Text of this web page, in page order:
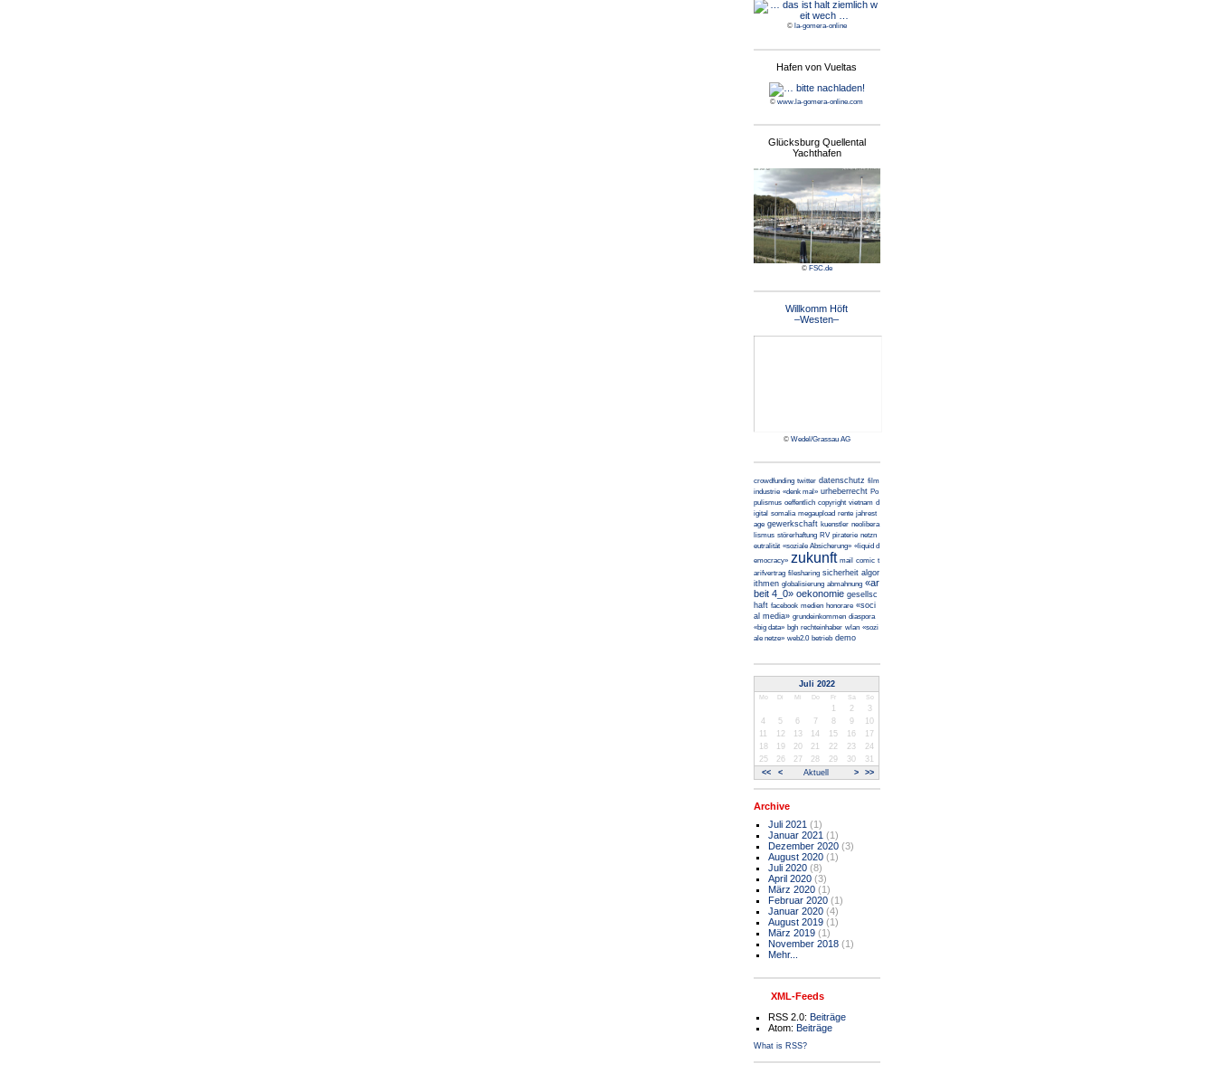
© la-gomera-online
Hafen von Vueltas
©www.la-gomera-online.com
Glücksburg Quellental
Yachthafen
© FSC.de
Willkomm Höft
–Westen–
© Wedel/Grassau AG
crowdfunding twitter datenschutz film
industrie «denk mal» urheberrecht Po
pulismus oeffentlich copyright vietnam d
igital somalia megaupload rente jahrest
age gewerkschaft kuenstler neolibera
lismus störerhaftung RV piraterie netzn
eutralität «soziale Absicherung» «liquid d
emocracy» zukunft mail comic t
arifvertrag filesharing sicherheit algor
ithmen globalisierung abmahnung «ar
beit 4_0» oekonomie gesellsc
haft facebook medien honorare «soci
al media» grundeinkommen diaspora
«big data» bgh rechteinhaber wlan «sozi
ale netze» web2.0 betrieb demo
Juli 2022
Mo Di Mi Do Fr Sa So
2
3
4
5 6 7 8 9
10
12 13 14 15 16
17
18
19 20 21 22 23
24
25
26 27 28 29 30
31
<<
< Aktuell > >>
Archive
Juli 2021 (1)
Januar 2021 (1)
Dezember 2020 (3)
August 2020 (1)
Juli 2020 (8)
April 2020 (3)
März 2020 (1)
Februar 2020 (1)
Januar 2020 (4)
August 2019 (1)
März 2019 (1)
November 2018 (1)
Mehr...
XML-Feeds
RSS 2.0: Beiträge
Atom: Beiträge
What is RSS?